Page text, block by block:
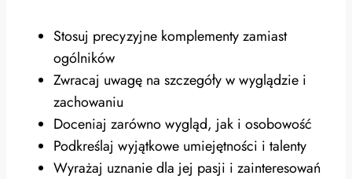
Stosuj precyzyjne komplementy zamiast
ogólników
Zwracaj uwagę na szczegóły w wyglądzie i
zachowaniu
Doceniaj zarówno wygląd, jak i osobowość
Podkreślaj wyjątkowe umiejętności i talenty
Wyrażaj uznanie dla jej pasji i zainteresowań